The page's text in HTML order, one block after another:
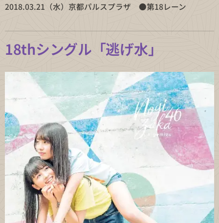
2018.03.21（水）京都パルスプラザ ●第18レーン
18thシングル「逃げ水」